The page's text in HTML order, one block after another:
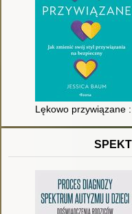
Lękowo przywiązane